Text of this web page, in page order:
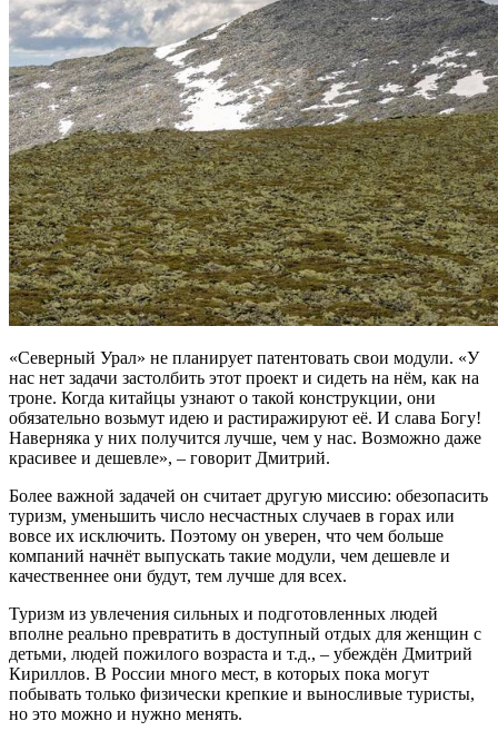
«Северный Урал» не планирует патентовать свои модули. «У
нас нет задачи застолбить этот проект и сидеть на нём, как на
троне. Когда китайцы узнают о такой конструкции, они
обязательно возьмут идею и растиражируют её. И слава Богу!
Наверняка у них получится лучше, чем у нас. Возможно даже
красивее и дешевле», – говорит Дмитрий.
Более важной задачей он считает другую миссию: обезопасить
туризм, уменьшить число несчастных случаев в горах или
вовсе их исключить. Поэтому он уверен, что чем больше
компаний начнёт выпускать такие модули, чем дешевле и
качественнее они будут, тем лучше для всех.
Туризм из увлечения сильных и подготовленных людей
вполне реально превратить в доступный отдых для женщин с
детьми, людей пожилого возраста и т.д., – убеждён Дмитрий
Кириллов. В России много мест, в которых пока могут
побывать только физически крепкие и выносливые туристы,
но это можно и нужно менять.